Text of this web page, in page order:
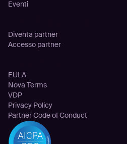
Eventi
Diventa partner
Accesso partner
EULA
Nova Terms
VDP
Privacy Policy
Partner Code of Conduct